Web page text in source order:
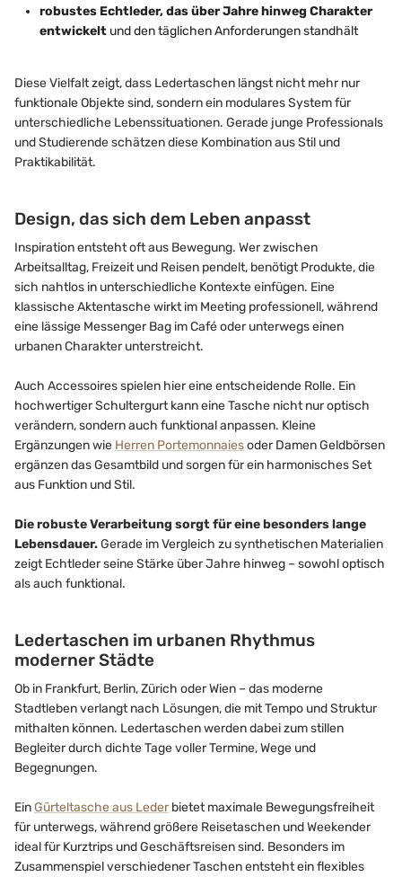
robustes Echtleder, das über Jahre hinweg Charakter
entwickelt und den täglichen Anforderungen standhält
Diese Vielfalt zeigt, dass Ledertaschen längst nicht mehr nur
funktionale Objekte sind, sondern ein modulares System für
unterschiedliche Lebenssituationen. Gerade junge Professionals
und Studierende schätzen diese Kombination aus Stil und
Praktikabilität.
Design, das sich dem Leben anpasst
Inspiration entsteht oft aus Bewegung. Wer zwischen
Arbeitsalltag, Freizeit und Reisen pendelt, benötigt Produkte, die
sich nahtlos in unterschiedliche Kontexte einfügen. Eine
klassische Aktentasche wirkt im Meeting professionell, während
eine lässige Messenger Bag im Café oder unterwegs einen
urbanen Charakter unterstreicht.
Auch Accessoires spielen hier eine entscheidende Rolle. Ein
hochwertiger Schultergurt kann eine Tasche nicht nur optisch
verändern, sondern auch funktional anpassen. Kleine
Ergänzungen wie Herren Portemonnaiesoder Damen Geldbörsen
ergänzen das Gesamtbild und sorgen für ein harmonisches Set
aus Funktion und Stil.
Die robuste Verarbeitung sorgt für eine besonders lange
Lebensdauer.Gerade im Vergleich zu synthetischen Materialien
zeigt Echtleder seine Stärke über Jahre hinweg – sowohl optisch
als auch funktional.
Ledertaschen im urbanen Rhythmus
moderner Städte
Ob in Frankfurt, Berlin, Zürich oder Wien – das moderne
Stadtleben verlangt nach Lösungen, die mit Tempo und Struktur
mithalten können. Ledertaschen werden dabei zum stillen
Begleiter durch dichte Tage voller Termine, Wege und
Begegnungen.
EinGürteltasche aus Leder bietet maximale Bewegungsfreiheit
für unterwegs, während größere Reisetaschen und Weekender
ideal für Kurztrips und Geschäftsreisen sind. Besonders im
Zusammenspiel verschiedener Taschen entsteht ein flexibles